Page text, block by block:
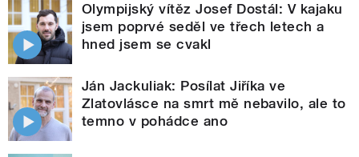
Olympijský vítěz Josef Dostál: V kajaku
jsem poprvé seděl ve třech letech a
hned jsem se cvakl
Ján Jackuliak: Posílat Jiříka ve
Zlatovlásce na smrt mě nebavilo, ale to
temno v pohádce ano